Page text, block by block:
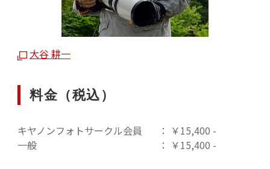
慮いただいております。】
デビット機能付きクレジットカードで講座をお申込み
でお時間をいただくことがあるためご利用はお控えい
ご不便をおかけいたしますが、何卒ご理解いただきま
すようお願いいたします。
大谷 耕一
料金（税込）
キヤノンフォトサークル会員
： ￥15,400 -
一般
： ￥15,400 -